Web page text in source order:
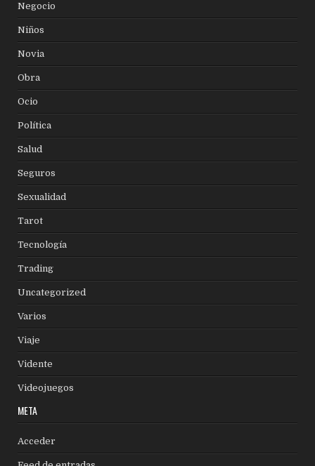
Negocio
Niños
Novia
Obra
Ocio
Política
Salud
Seguros
Sexualidad
Tarot
Tecnología
Trading
Uncategorized
Varios
Viaje
Vidente
Videojuegos
META
Acceder